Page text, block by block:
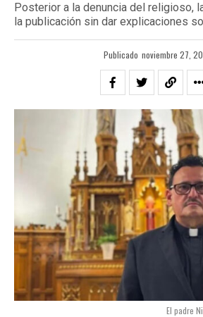
Posterior a la denuncia del religioso,
la publicación sin dar explicaciones
Publicado noviembre 27,
El padre